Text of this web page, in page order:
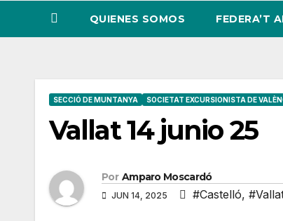
QUIENES SOMOS FEDERA’T
SECCIÓ DE MUNTANYA SOCIETAT EXCURSIONISTA DE
Vallat 14 junio 25
Por Amparo Moscardó
JUN 14, 2025 #Castelló,